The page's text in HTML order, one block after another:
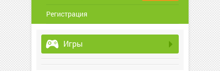
Регистрация
Игры